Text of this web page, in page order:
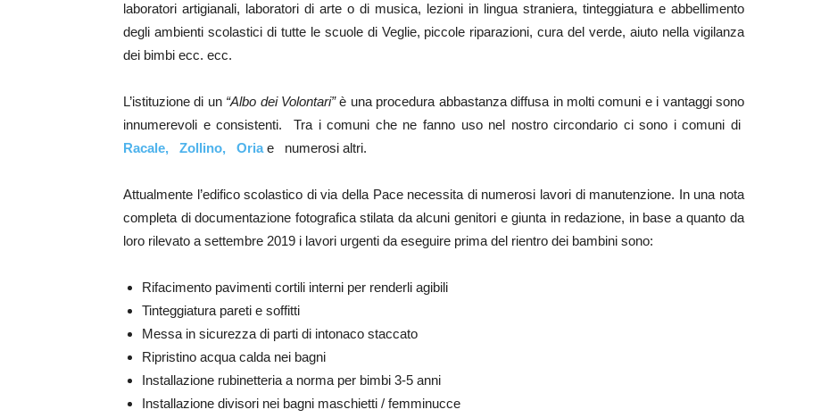
laboratori artigianali, laboratori di arte o di musica, lezioni in lingua straniera, tinteggiatura e abbellimento
degli ambienti scolastici di tutte le scuole di Veglie, piccole riparazioni, cura del verde, aiuto nella vigilanza
dei bimbi ecc. ecc.
L’istituzione di un “Albo dei Volontari”è una procedura abbastanza diffusa in molti comuni e i vantaggi sono
innumerevoli e consistenti. Tra i comuni che ne fanno uso nel nostro circondario ci sono i comuni di
Racale,
Zollino, Oriae numerosi altri.
Attualmente l’edifico scolastico di via della Pace necessita di numerosi lavori di manutenzione. In una nota
completa di documentazione fotografica stilata da alcuni genitori e giunta in redazione, in base a quanto da
loro rilevato a settembre 2019 i lavori urgenti da eseguire prima del rientro dei bambini sono:
Rifacimento pavimenti cortili interni per renderli agibili
Tinteggiatura pareti e soffitti
Messa in sicurezza di parti di intonaco staccato
Ripristino acqua calda nei bagni
Installazione rubinetteria a norma per bimbi 3-5 anni
Installazione divisori nei bagni maschietti / femminucce